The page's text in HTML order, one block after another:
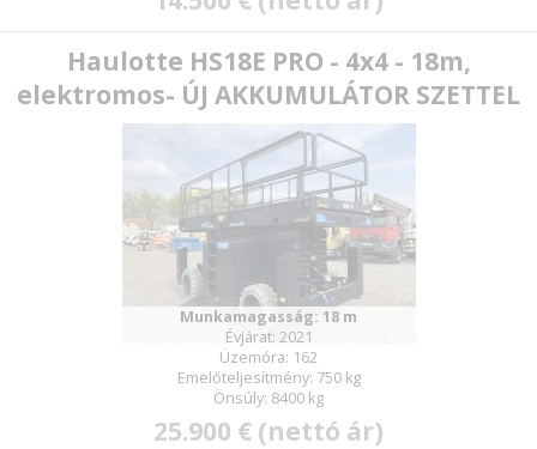
Haulotte HS18E PRO - 4x4 - 18m,
elektromos- ÚJ AKKUMULÁTOR SZETTEL
Munkamagasság: 18 m
Évjárat: 2021
Üzemóra: 162
Emelőteljesítmény: 750 kg
Önsúly: 8400 kg
25.900 € (nettó ár)